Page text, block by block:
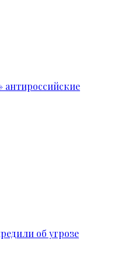
антироссийские
об угрозе